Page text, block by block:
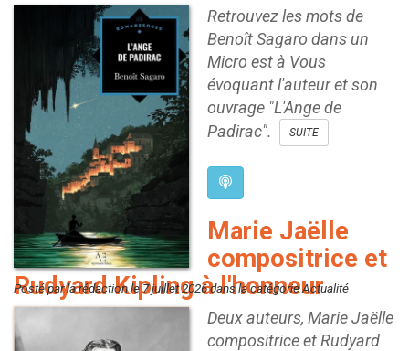
Retrouvez les mots de
Benoît Sagaro dans un
Micro est à Vous
évoquant l'auteur et son
ouvrage "L'Ange de
Padirac".
SUITE
Marie Jaëlle
compositrice et
Rudyard Kipling à l'honneur
Posté par la rédaction le 7 juillet 2026 dans la catégorie Actualité
Deux auteurs, Marie Jaëlle
compositrice et Rudyard